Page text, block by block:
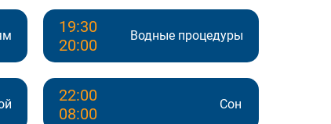
Водные процедуры
Сон
19:30
20:00
22:00
08:00